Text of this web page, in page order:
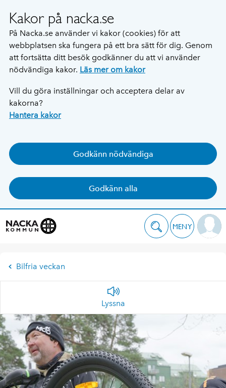
Kakor på nacka.se
På Nacka.se använder vi kakor (cookies) för att
webbplatsen ska fungera på ett bra sätt för dig. Genom
att fortsätta ditt besök godkänner du att vi använder
nödvändiga kakor. Läs mer om kakor
Vill du göra inställningar och acceptera delar av
kakorna?
Hantera kakor
Godkänn nödvändiga
Godkänn alla
MENY
Bilfria veckan
Lyssna